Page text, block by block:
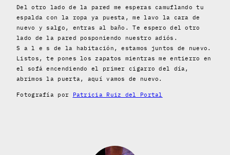
Del otro lado de la pared me esperas camuflando tu
espalda con la ropa ya puesta, me lavo la cara de
nuevo y salgo, entras al baño. Te espero del otro
lado de la pared posponiendo nuestro adiós.
S a l e s de la habitación, estamos juntos de nuevo.
Listos, te pones los zapatos mientras me entierro en
el sofá encendiendo el primer cigarro del día,
abrimos la puerta, aquí vamos de nuevo.
Fotografía por Patricia Ruiz del Portal